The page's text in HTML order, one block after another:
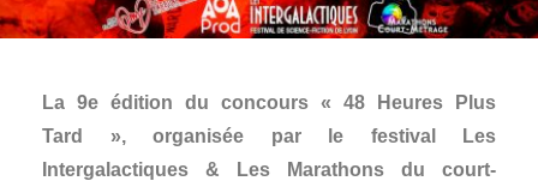
La 9e édition du concours « 48 Heures Plus
Tard », organisée par le festival Les
Intergalactiques & Les Marathons du court-